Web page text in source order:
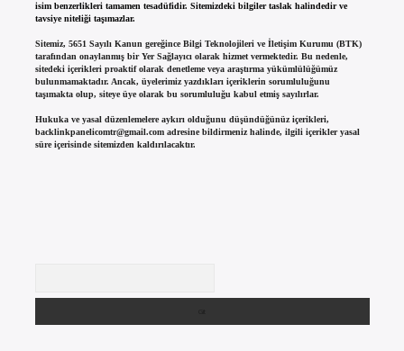
isim benzerlikleri tamamen tesadüfidir. Sitemizdeki bilgiler taslak halindedir ve
tavsiye niteliği taşımazlar.
Sitemiz, 5651 Sayılı Kanun gereğince Bilgi Teknolojileri ve İletişim Kurumu (BTK)
tarafından onaylanmış bir Yer Sağlayıcı olarak hizmet vermektedir. Bu nedenle,
sitedeki içerikleri proaktif olarak denetleme veya araştırma yükümlülüğümüz
bulunmamaktadır. Ancak, üyelerimiz yazdıkları içeriklerin sorumluluğunu
taşımakta olup, siteye üye olarak bu sorumluluğu kabul etmiş sayılırlar.
Hukuka ve yasal düzenlemelere aykırı olduğunu düşündüğünüz içerikleri,
backlinkpanelicomtr@gmail.comadresine bildirmeniz halinde, ilgili içerikler yasal
süre içerisinde sitemizden kaldırılacaktır.